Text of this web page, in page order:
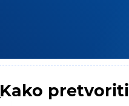
Kako pretvoriti